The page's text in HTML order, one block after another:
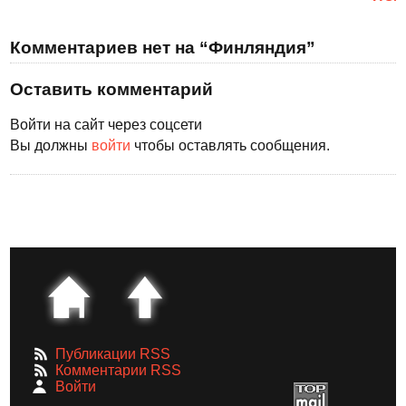
Комментариев нет на “Финляндия”
Оставить комментарий
Войти на сайт через соцсети
Вы должны войти чтобы оставлять сообщения.
Публикации RSS
Комментарии RSS
Войти